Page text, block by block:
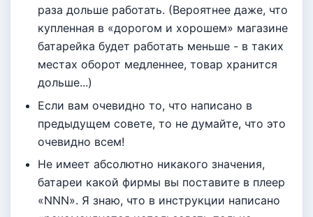
раза дольше работать. (Вероятнее даже, что
купленная в «дорогом и хорошем» магазине
батарейка будет работать меньше - в таких
местах оборот медленнее, товар хранится
дольше...)
Если вам очевидно то, что написано в
предыдущем совете, то не думайте, что это
очевидно всем!
Не имеет абсолютно никакого значения,
батареи какой фирмы вы поставите в плеер
«NNN». Я знаю, что в инструкции написано